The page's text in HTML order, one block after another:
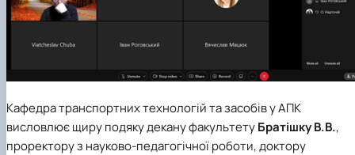
Кафедра транспортних технологій та засобів у АПК
висловлює щиру подяку декану факультетуБратішку В.В.,
проректору з науково-педагогічної роботи, доктору